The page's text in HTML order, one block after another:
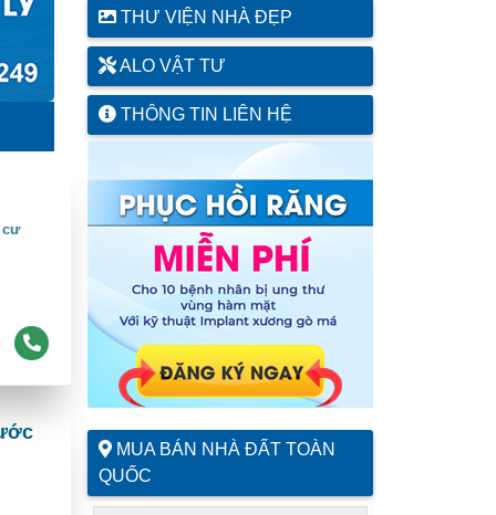
cư
THƯ VIỆN NHÀ ĐẸP
ALO VẬT TƯ
THÔNG TIN LIÊN HỆ
MUA BÁN NHÀ ĐẤT TOÀN
QUỐC